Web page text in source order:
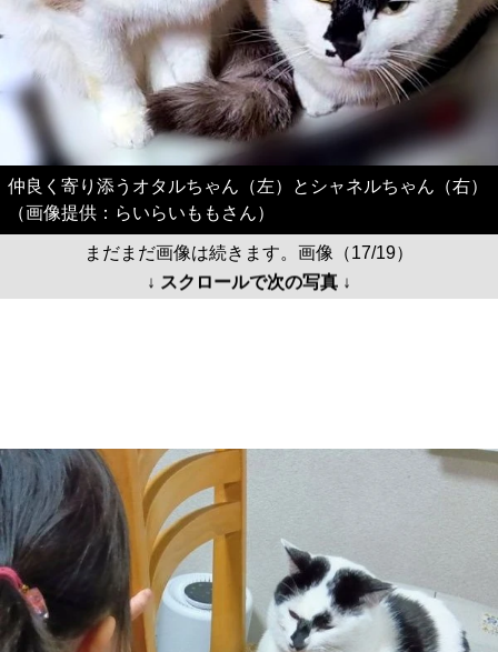
仲良く寄り添うオタルちゃん（左）とシャネルちゃん（右）
（画像提供：らいらいももさん）
まだまだ画像は続きます。画像（17/19）
↓ スクロールで次の写真 ↓